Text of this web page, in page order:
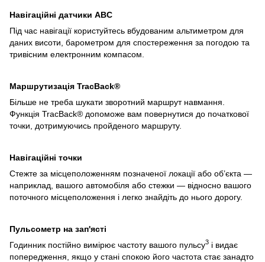
Навігаційні датчики ABC
Під час навігації користуйтесь вбудованим альтиметром для
даних висоти, барометром для спостереження за погодою та
тривісним електронним компасом.
Маршрутизація TracBack®
Більше не треба шукати зворотний маршрут навмання.
Функція TracBack® допоможе вам повернутися до початкової
точки, дотримуючись пройденого маршруту.
Навігаційні точки
Стежте за місцеположенням позначеної локації або об’єкта —
наприклад, вашого автомобіля або стежки — відносно вашого
поточного місцеположення і легко знайдіть до нього дорогу.
Пульсометр на зап'ясті
Годинник постійно вимірює частоту вашого пульсу3 і видає
попередження, якщо у стані спокою його частота стає занадто